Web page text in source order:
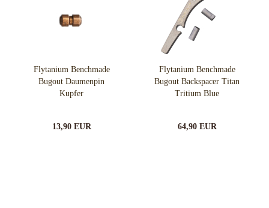
Flytanium Benchmade
Bugout Daumenpin
Kupfer
13,90 EUR
Flytanium Benchmade
Bugout Backspacer Titan
Tritium Blue
64,90 EUR